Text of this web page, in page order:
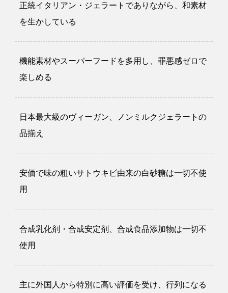
正統イタリアン・ジェラートでありながら、和素材
を生かしている
機能素材やスーパーフードを多用し、罪悪感ゼロで
楽しめる
日本最大級のヴィーガン、ノンミルクジェラートの
品揃え
安価で味の粗いサトウキビ由来の白砂糖は一切不使
用
合成乳化剤・合成安定剤、合成食品添加物は一切不
使用
主に外国人から特別に高い評価を受け、行列になる